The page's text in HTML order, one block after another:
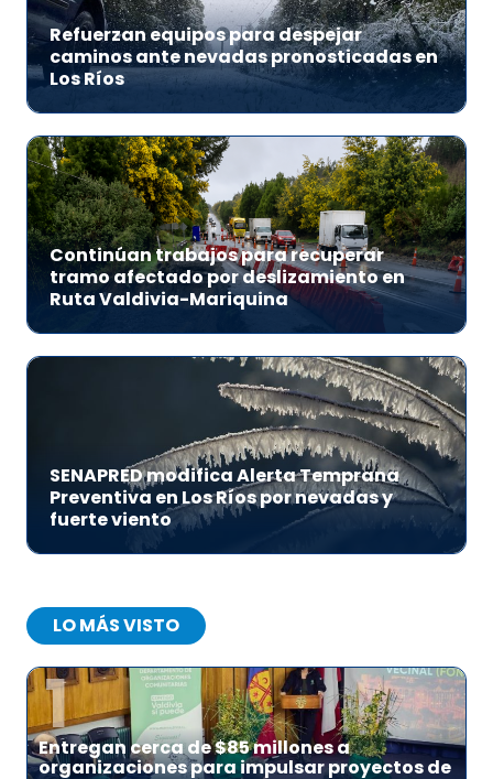
Refuerzan equipos para despejar
caminos ante nevadas pronosticadas en
Los Ríos
Continúan trabajos para recuperar
tramo afectado por deslizamiento en
Ruta Valdivia-Mariquina
SENAPRED modifica Alerta Temprana
Preventiva en Los Ríos por nevadas y
fuerte viento
LO MÁS VISTO
1
Entregan cerca de $85 millones a
organizaciones para impulsar proyectos de